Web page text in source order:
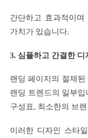
간단하고 효과적이
가치가 있습니다.
3. 심플하고 간결한 디
랜딩 페이지의 절제된
랜딩 트렌드의 일부
구성표, 최소한의 브
이러한 디자인 스타